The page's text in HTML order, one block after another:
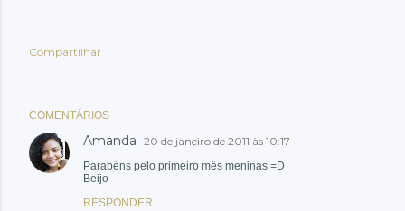
Compartilhar
COMENTÁRIOS
Amanda 20 de janeiro de 2011 às 10:17
Parabéns pelo primeiro mês meninas =D
Beijo
RESPONDER